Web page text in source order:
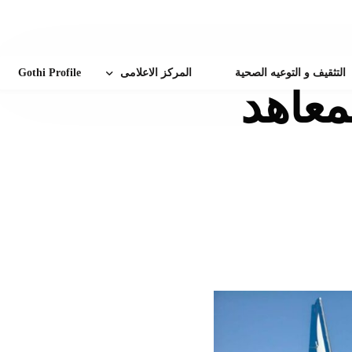
التثقيف و التوعيه الصحية المركز الاعلامى Gothi Profile